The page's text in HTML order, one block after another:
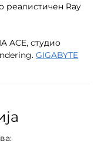
реалистичен Ray
ACE, студио
GIGABYTE